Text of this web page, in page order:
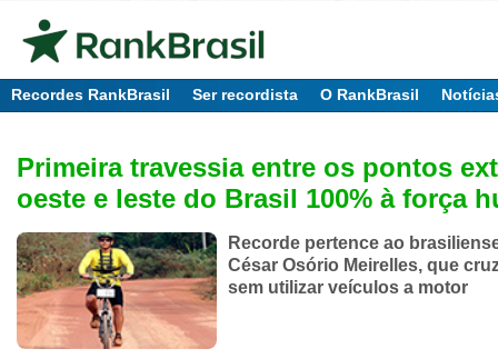
Recordes RankBrasil Ser recordista O RankBrasil
Primeira travessia entre os pontos
oeste e leste do Brasil 100% à força
Recorde pertence ao
César Osório Meirelles, que
sem utilizar veículos a motor